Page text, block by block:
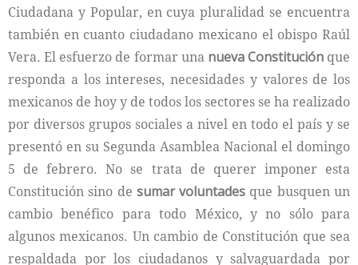
Ciudadana y Popular, en cuya pluralidad se encuentra
también en cuanto ciudadano mexicano el obispo Raúl
Vera. El esfuerzo de formar una nuevaConstituciónque
responda a los intereses, necesidades y valores de los
mexicanos de hoy y de todos los sectores se ha realizado
por diversos grupos sociales a nivel en todo el país y se
presentó en su Segunda Asamblea Nacional el domingo
5 de febrero. No se trata de querer imponer esta
Constitución sino de sumar voluntades que busquen un
cambio benéfico para todo México, y no sólo para
algunos mexicanos. Un cambio de Constitución que sea
respaldada por los ciudadanos y salvaguardada por